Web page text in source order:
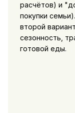
расчётов) и
покупки
второй
сезонность,
готовой еды.